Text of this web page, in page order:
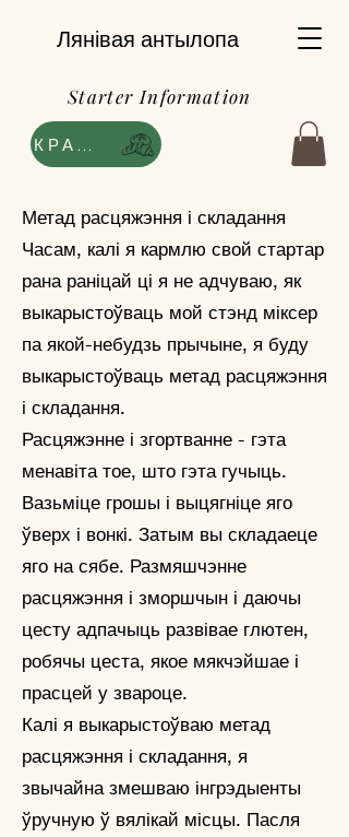
КРАМА
Лянівая антылопа
Starter Information
Метад расцяжэння і складання
Часам, калі я кармлю свой стартар
рана раніцай ці я не адчуваю, як
выкарыстоўваць мой стэнд міксер
па якой-небудзь прычыне, я буду
выкарыстоўваць метад расцяжэння
і складання.
Расцяжэнне і згортванне - гэта
менавіта тое, што гэта гучыць.
Вазьміце грошы і выцягніце яго
ўверх і вонкі. Затым вы складаеце
яго на сябе. Размяшчэнне
расцяжэння і зморшчын і даючы
цесту адпачыць развівае глютен,
робячы цеста, якое мякчэйшае і
прасцей у звароце.
Калі я выкарыстоўваю метад
расцяжэння і складання, я
звычайна змешваю інгрэдыенты
ўручную ў вялікай місцы. Пасля